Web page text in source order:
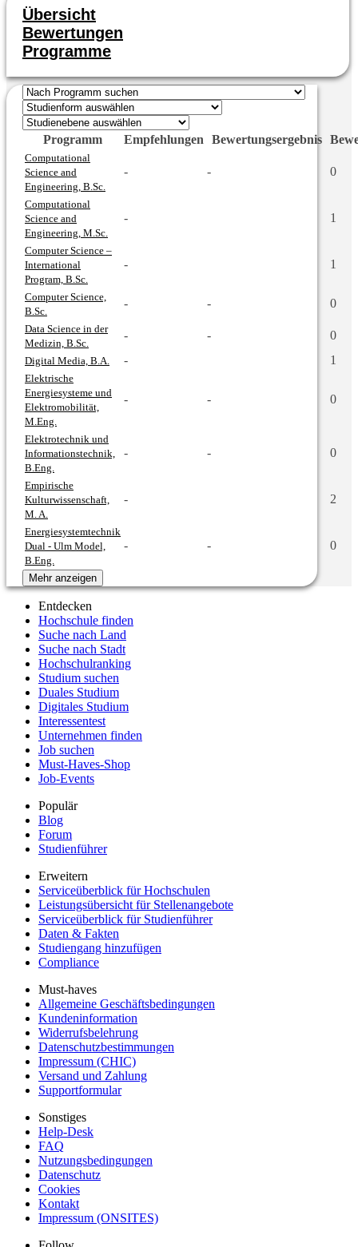
Übersicht
Bewertungen
Programme
Programm Empfehlungen Bewertungsergebnis
Computational
Science and
Engineering, B.Sc.
- - 0
Computational
Science and
Engineering, M.Sc.
- 1
Computer Science –
International
Program, B.Sc.
- 1
Computer Science,
B.Sc.
- - 0
Data Science in der
Medizin, B.Sc.
- - 0
Digital Media, B.A. - 1
Elektrische
Energiesysteme und
Elektromobilität,
M.Eng.
- - 0
Elektrotechnik und
Informationstechnik,
B.Eng.
- - 0
Empirische
Kulturwissenschaft,
M. A.
- 2
Energiesystemtechnik
Dual - Ulm Model,
B.Eng.
- - 0
Mehr anzeigen
Entdecken
Hochschule finden
Suche nach Land
Suche nach Stadt
Hochschulranking
Studium suchen
Duales Studium
Digitales Studium
Interessentest
Unternehmen finden
Job suchen
Must-Haves-Shop
Job-Events
Populär
Blog
Forum
Studienführer
Erweitern
Serviceüberblick für Hochschulen
Leistungsübersicht für Stellenangebote
Serviceüberblick für Studienführer
Daten & Fakten
Studiengang hinzufügen
Compliance
Must-haves
Allgemeine Geschäftsbedingungen
Kundeninformation
Widerrufsbelehrung
Datenschutzbestimmungen
Impressum (CHIC)
Versand und Zahlung
Supportformular
Sonstiges
Help-Desk
FAQ
Nutzungsbedingungen
Datenschutz
Cookies
Kontakt
Impressum (ONSITES)